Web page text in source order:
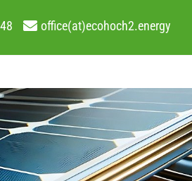
office(at)ecohoch2.energy